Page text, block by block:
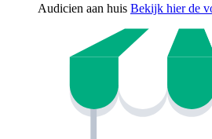
Audicien aan huis Bekijk hier de